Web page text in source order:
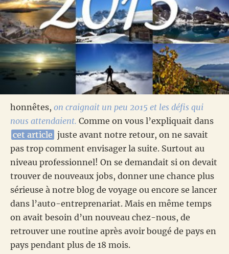
honnêtes, on craignait un peu 2015 et les défis qui
nous attendaient. Comme on vous l’expliquait dans
cet article juste avant notre retour, on ne savait
pas trop comment envisager la suite. Surtout au
niveau professionnel! On se demandait si on devait
trouver de nouveaux jobs, donner une chance plus
sérieuse à notre blog de voyage ou encore se lancer
dans l’auto-entreprenariat. Mais en même temps
on avait besoin d’un nouveau chez-nous, de
retrouver une routine après avoir bougé de pays en
pays pendant plus de 18 mois.